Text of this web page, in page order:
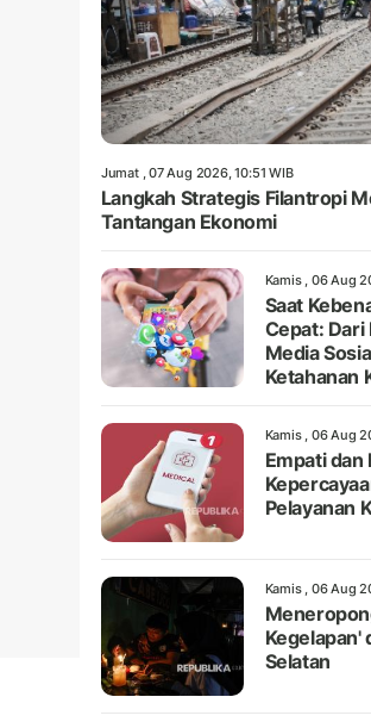
Jumat , 07 Aug 2026, 10:51 WIB
Langkah Strategis Filantropi
Tantangan Ekonomi
Kamis , 06 Aug
Saat
Cepat:
Media
Ketahanan
Kamis , 06 Aug
Empati dan
Pelayanan
Kamis , 06 Aug
Kegelapan'
Selatan